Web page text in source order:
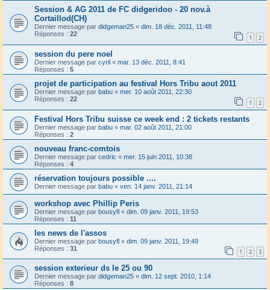
Session & AG 2011 de FC didgeridoo - 20 nov.à
Cortaillod(CH)
Dernier message par didgeman25 « dim. 18 déc. 2011, 11:48
Réponses : 22 1 2
session du pere noel
Dernier message par cyril « mar. 13 déc. 2011, 8:41
Réponses : 5
projet de participation au festival Hors Tribu aout 2011
Dernier message par babu « mer. 10 août 2011, 22:30
Réponses : 22 1 2
Festival Hors Tribu suisse ce week end : 2 tickets restants
Dernier message par babu « mar. 02 août 2011, 21:00
Réponses : 2
nouveau franc-comtois
Dernier message par cedric « mer. 15 juin 2011, 10:38
Réponses : 4
réservation toujours possible ....
Dernier message par babu « ven. 14 janv. 2011, 21:14
workshop avec Phillip Peris
Dernier message par bousyfl « dim. 09 janv. 2011, 19:53
Réponses : 11
les news de l'assos
Dernier message par bousyfl « dim. 09 janv. 2011, 19:49
Réponses : 31 1 2 3
session exterieur ds le 25 ou 90
Dernier message par didgeman25 « dim. 12 sept. 2010, 1:14
Réponses : 8